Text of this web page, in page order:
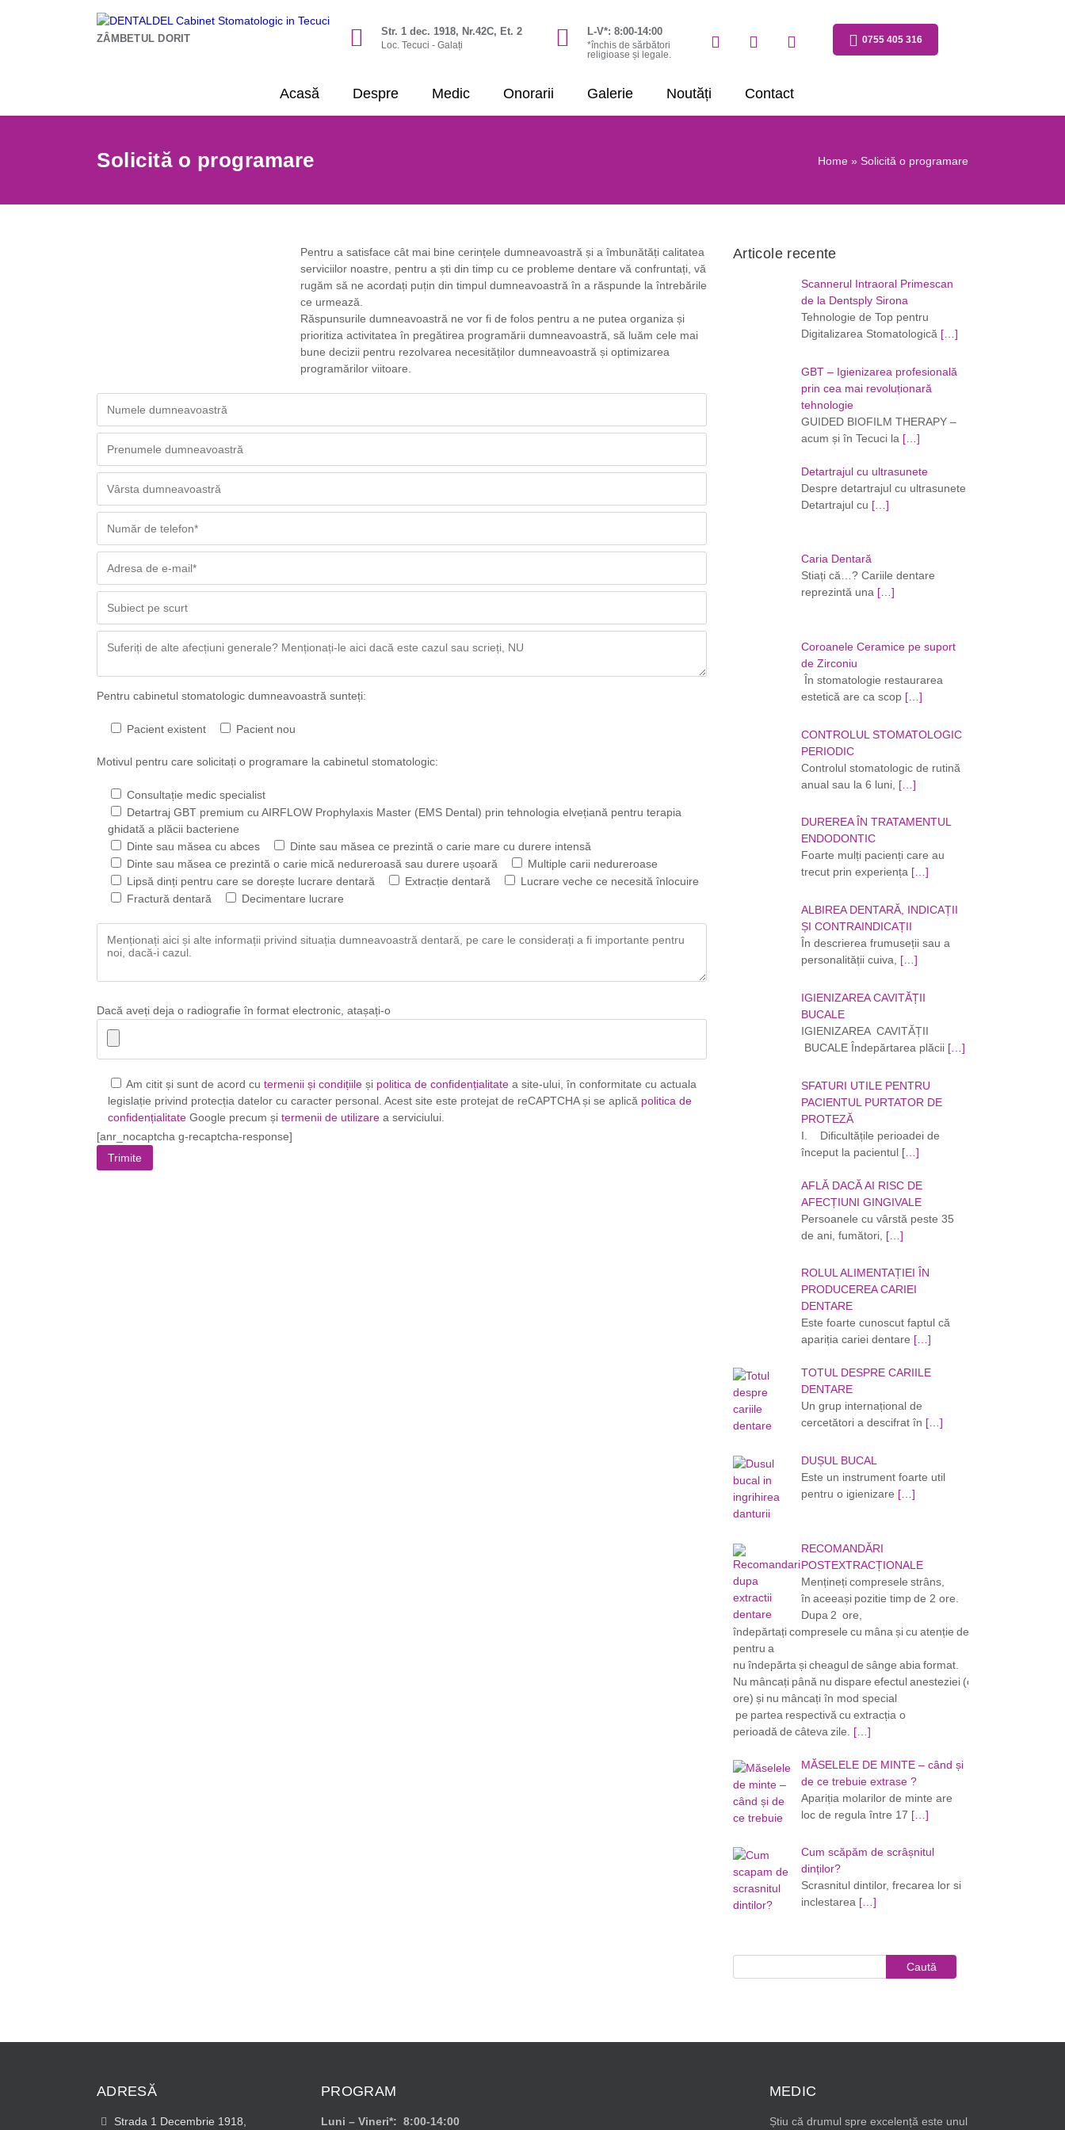
ZÂMBETUL DORIT
Str. 1 dec. 1918, Nr.42C, Et. 2
Loc. Tecuci - Galați
L-V*: 8:00-14:00
*închis de sărbători
religioase și legale.
0755 405 316
Acasă Despre Medic Onorarii Galerie Noutăți Contact
Solicită o programare Home » Solicită o programare
Pentru a satisface cât mai bine cerințele dumneavoastră și a îmbunătăți calitatea
serviciilor noastre, pentru a ști din timp cu ce probleme dentare vă confruntați, vă
rugăm să ne acordați puțin din timpul dumneavoastră în a răspunde la întrebările
ce urmează.
Răspunsurile dumneavoastră ne vor fi de folos pentru a ne putea organiza și
prioritiza activitatea în pregătirea programării dumneavoastră, să luăm cele mai
bune decizii pentru rezolvarea necesităților dumneavoastră și optimizarea
programărilor viitoare.
Pentru cabinetul stomatologic dumneavoastră sunteți:
Pacient existent Pacient nou
Motivul pentru care solicitați o programare la cabinetul stomatologic:
Consultație medic specialist
Detartraj GBT premium cu AIRFLOW Prophylaxis Master (EMS Dental) prin tehnologia elvețiană pentru terapia
ghidată a plăcii bacteriene
Dinte sau măsea cu abces
Dinte sau măsea ce prezintă o carie mare cu durere intensă
Dinte sau măsea ce prezintă o carie mică nedureroasă sau durere ușoară
Multiple carii nedureroase
Lipsă dinți pentru care se dorește lucrare dentară
Extracție dentară
Lucrare veche ce necesită înlocuire
Fractură dentară
Decimentare lucrare
Dacă aveți deja o radiografie în format electronic, atașați-o
Am citit și sunt de acord cu termenii și condițiile și politica de confidențialitate a site-ului, în conformitate cu actuala
legislație privind protecția datelor cu caracter personal. Acest site este protejat de reCAPTCHA și se aplică politica de
confidențialitate Google precum și termenii de utilizare a serviciului.
[anr_nocaptcha g-recaptcha-response]
Articole recente
Scannerul Intraoral Primescan
de la Dentsply Sirona
Tehnologie de Top pentru
Digitalizarea Stomatologică […]
GBT – Igienizarea profesională
prin cea mai revoluționară
tehnologie
GUIDED BIOFILM THERAPY –
acum și în Tecuci la […]
Detartrajul cu ultrasunete
Despre detartrajul cu ultrasunete
Detartrajul cu […]
Caria Dentară
Stiați că…? Cariile dentare
reprezintă una […]
Coroanele Ceramice pe suport
de Zirconiu
În stomatologie restaurarea
estetică are ca scop […]
CONTROLUL STOMATOLOGIC
PERIODIC
Controlul stomatologic de rutină
anual sau la 6 luni, […]
DUREREA ÎN TRATAMENTUL
ENDODONTIC
Foarte mulți pacienți care au
trecut prin experiența […]
ALBIREA DENTARĂ, INDICAȚII
ȘI CONTRAINDICAȚII
În descrierea frumuseții sau a
personalității cuiva, […]
IGIENIZAREA CAVITĂȚII
BUCALE
IGIENIZAREA CAVITĂȚII
BUCALE Îndepărtarea plăcii […]
SFATURI UTILE PENTRU
PACIENTUL PURTATOR DE
PROTEZĂ
I. Dificultățile perioadei de
început la pacientul […]
AFLĂ DACĂ AI RISC DE
AFECȚIUNI GINGIVALE
Persoanele cu vârstă peste 35
de ani, fumători, […]
ROLUL ALIMENTAȚIEI ÎN
PRODUCEREA CARIEI
DENTARE
Este foarte cunoscut faptul că
apariția cariei dentare […]
TOTUL DESPRE CARIILE
DENTARE
Un grup internațional de
cercetători a descifrat în […]
DUȘUL BUCAL
Este un instrument foarte util
pentru o igienizare […]
RECOMANDĂRI
POSTEXTRACȚIONALE
Mențineți compresele strâns,
în aceeași pozitie timp de 2 ore.
Dupa 2 ore,
îndepărtați compresele cu mâna și cu atenție de pe locul extracției,
pentru a
nu îndepărta și cheagul de sânge abia format.
Nu mâncați până nu dispare efectul anesteziei (cel putin 2
ore) și nu mâncați în mod special
pe partea respectivă cu extracția o
perioadă de câteva zile.
[…]
MĂSELELE DE MINTE – când și
de ce trebuie extrase ?
Apariția molarilor de minte are
loc de regula între 17 […]
Cum scăpăm de scrâșnitul
dinților?
Scrasnitul dintilor, frecarea lor si
inclestarea […]
ADRESĂ
Strada 1 Decembrie 1918,
PROGRAM
Luni – Vineri*: 8:00-14:00
MEDIC
Știu că drumul spre excelență este unul